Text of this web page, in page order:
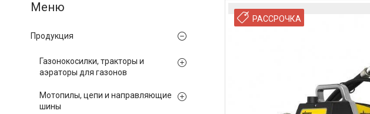
РАССРОЧКА
Продукция
Газонокосилки, тракторы и
аэраторы для газонов
Мотопилы, цепи и направляющие
шины